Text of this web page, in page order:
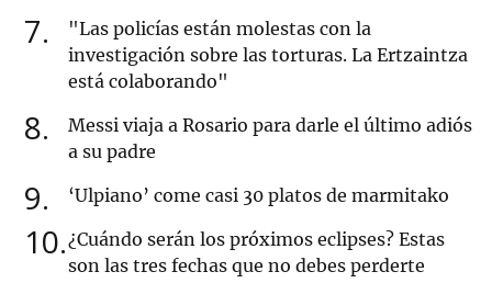
7
"Las policías están molestas con la
investigación sobre las torturas. La Ertzaintza
está colaborando"
8
Messi viaja a Rosario para darle el último adiós
a su padre
9 ‘Ulpiano’ come casi 30 platos de marmitako
10 ¿Cuándo serán los próximos eclipses? Estas
son las tres fechas que no debes perderte